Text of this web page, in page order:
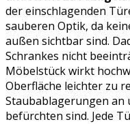
der einschlagenden
sauberen Optik, da
außen sichtbar sind.
Schrankes nicht
Möbelstück wirkt
Oberfläche leichter zu
Staubablagerungen an
befürchten sind. Jede